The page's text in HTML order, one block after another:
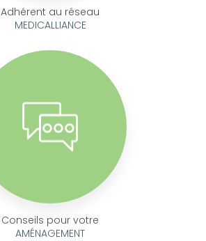
Adhérent au réseau
MEDICALLIANCE
Conseils pour votre
AMÉNAGEMENT